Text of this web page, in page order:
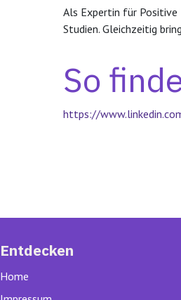
Als Expertin für Positive
Studien. Gleichzeitig
So
https://
Entdecken
Home